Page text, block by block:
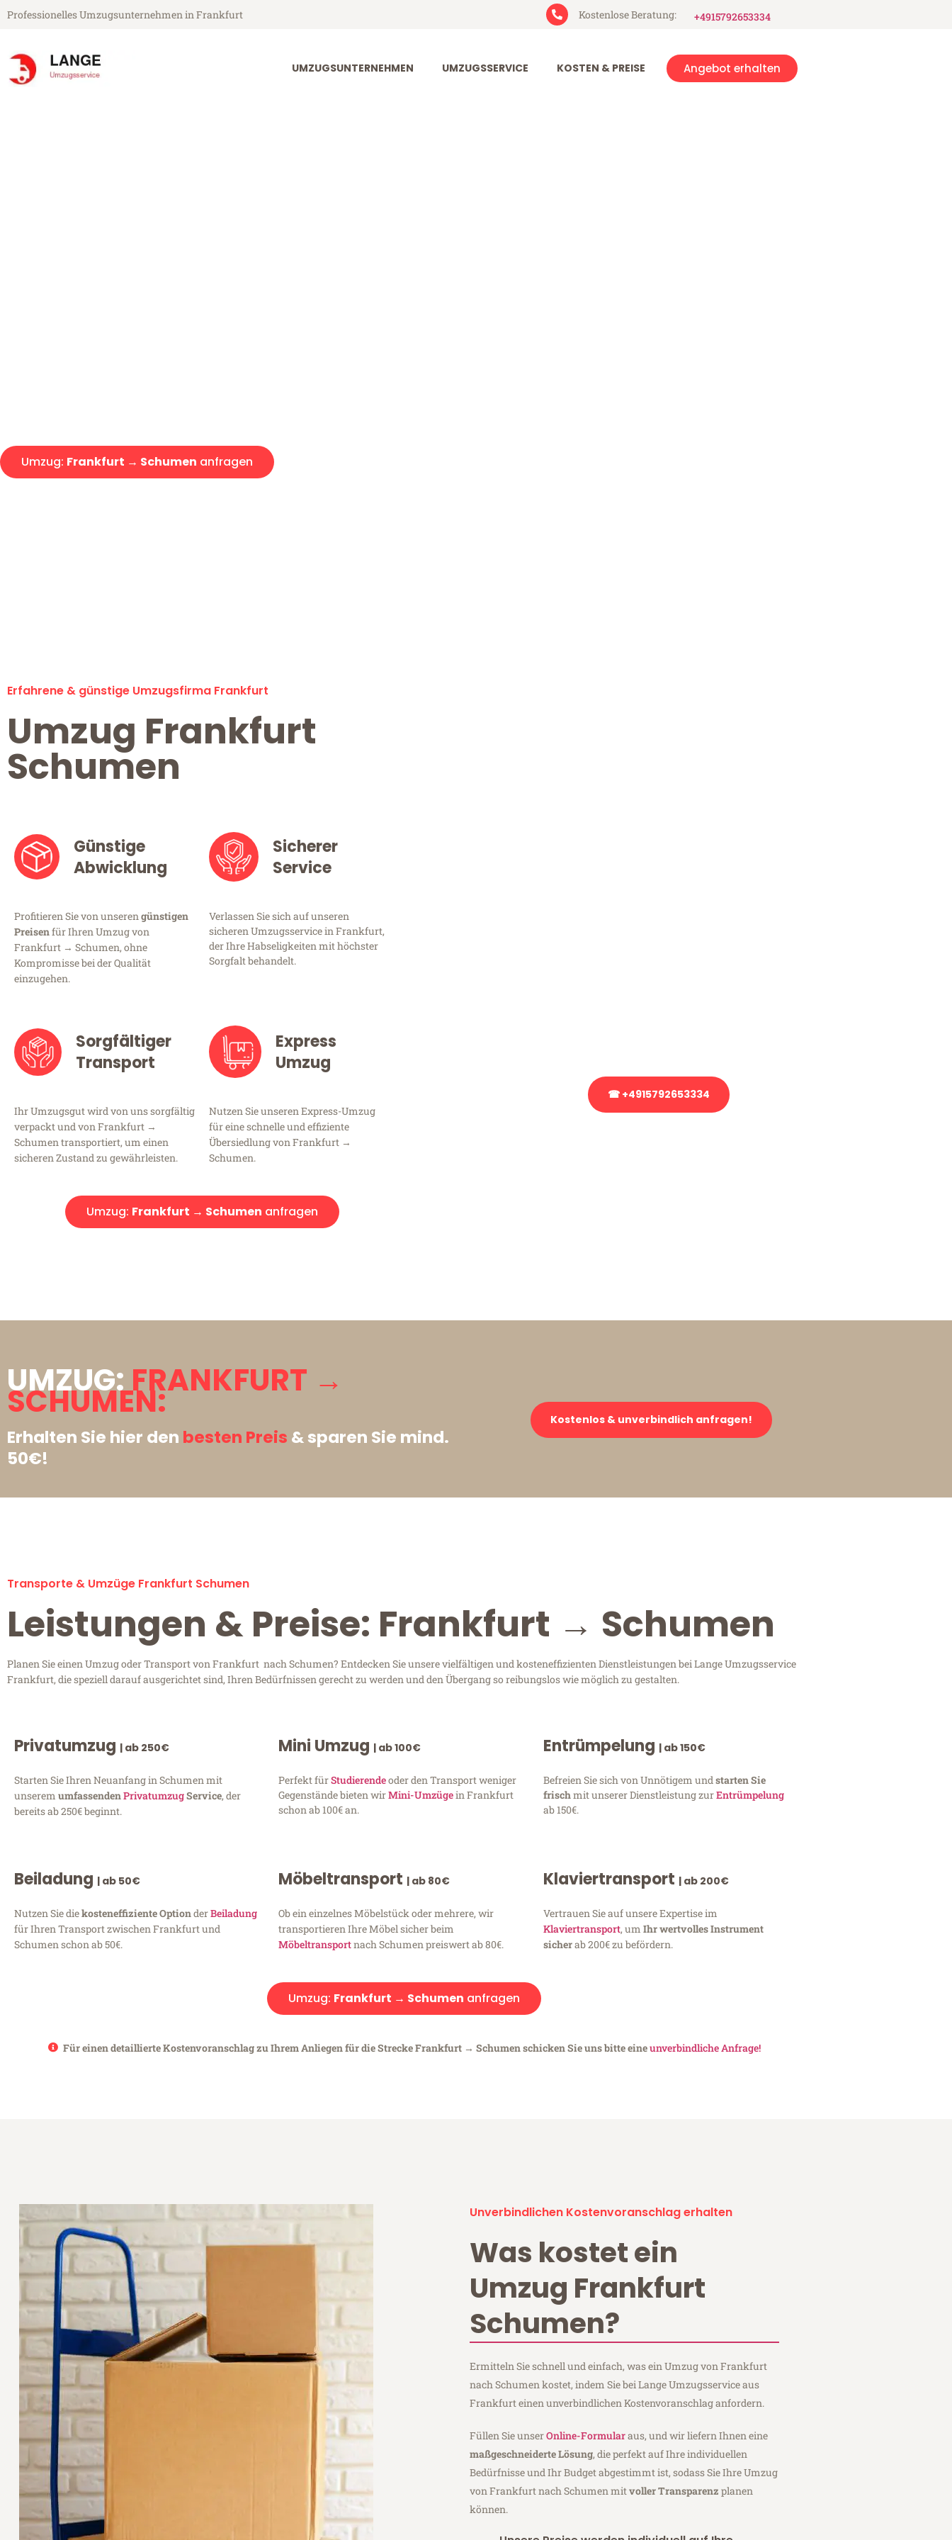
Professionelles Umzugsunternehmen in Frankfurt Kostenlose Beratung: +4915792653334
UMZUGSUNTERNEHMEN UMZUGSSERVICE KOSTEN & PREISE Angebot erhalten
Umzug: Frankfurt → Schumen anfragen
Erfahrene & günstige Umzugsfirma Frankfurt
Umzug Frankfurt
Schumen
Günstige
Abwicklung
Profitieren Sie von unserengünstigen
Preisenfür Ihren Umzug von
Frankfurt → Schumen, ohne
Kompromisse bei der Qualität
einzugehen.
Sicherer
Service
Verlassen Sie sich auf unseren
sicheren Umzugsservice in Frankfurt,
der Ihre Habseligkeiten mit höchster
Sorgfalt behandelt.
Sorgfältiger
Transport
Ihr Umzugsgut wird von uns sorgfältig
verpackt und von Frankfurt →
Schumen transportiert, um einen
sicheren Zustand zu gewährleisten.
Express
Umzug
Nutzen Sie unseren Express-Umzug
für eine schnelle und effiziente
Übersiedlung von Frankfurt →
Schumen.
Umzug: Frankfurt → Schumen anfragen
☎ +4915792653334
UMZUG:FRANKFURT →
SCHUMEN:
Erhalten Sie hier den besten Preis & sparen Sie mind.
50€!
Kostenlos & unverbindlich anfragen!
Transporte & Umzüge Frankfurt Schumen
Leistungen & Preise: Frankfurt → Schumen
Planen Sie einen Umzug oder Transport von Frankfurt nach Schumen? Entdecken Sie unsere vielfältigen und kosteneffizienten Dienstleistungen bei Lange Umzugsservice
Frankfurt, die speziell darauf ausgerichtet sind, Ihren Bedürfnissen gerecht zu werden und den Übergang so reibungslos wie möglich zu gestalten.
Privatumzug | ab 250€
Starten Sie Ihren Neuanfang in Schumen mit
unserem umfassendenPrivatumzugService, der
bereits ab 250€ beginnt.
Mini Umzug | ab 100€
Perfekt fürStudierendeoder den Transport weniger
Gegenstände bieten wirMini-Umzügein Frankfurt
schon ab 100€ an.
Entrümpelung | ab 150€
Befreien Sie sich von Unnötigem undstarten Sie
frischmit unserer Dienstleistung zurEntrümpelung
ab 150€.
Beiladung | ab 50€
Nutzen Sie diekosteneffiziente OptionderBeiladung
für Ihren Transport zwischen Frankfurt und
Schumen schon ab 50€.
Möbeltransport | ab 80€
Ob ein einzelnes Möbelstück oder mehrere, wir
transportieren Ihre Möbel sicher beim
Möbeltransportnach Schumen preiswert ab 80€.
Klaviertransport | ab 200€
Vertrauen Sie auf unsere Expertise im
Klaviertransport, um Ihr wertvolles Instrument
sicherab 200€ zu befördern.
Umzug: Frankfurt → Schumen anfragen
Für einen detaillierte Kostenvoranschlag zu Ihrem Anliegen für die Strecke Frankfurt → Schumen schicken Sie uns bitte eineunverbindliche Anfrage!
Unverbindlichen Kostenvoranschlag erhalten
Was kostet ein
Umzug Frankfurt
Schumen?
Ermitteln Sie schnell und einfach, was ein Umzug von Frankfurt
nach Schumen kostet, indem Sie bei Lange Umzugsservice aus
Frankfurt einen unverbindlichen Kostenvoranschlag anfordern.
Füllen Sie unserOnline-Formularaus, und wir liefern Ihnen eine
maßgeschneiderte Lösung, die perfekt auf Ihre individuellen
Bedürfnisse und Ihr Budget abgestimmt ist, sodass Sie Ihre Umzug
von Frankfurt nach Schumen mitvoller Transparenz planen
können.